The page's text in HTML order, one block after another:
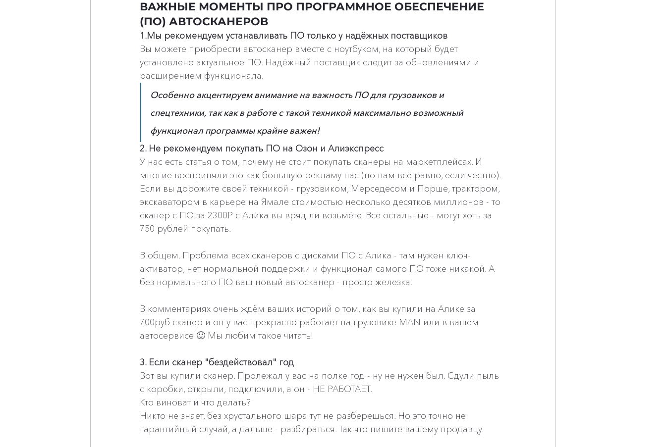
ВАЖНЫЕ МОМЕНТЫ ПРО ПРОГРАММНОЕ ОБЕСПЕЧЕНИЕ
(ПО) АВТОСКАНЕРОВ
1.Мы рекомендуем устанавливать ПО только у надёжных поставщиков
Вы можете приобрести автосканер вместе с ноутбуком, на который будет
установлено актуальное ПО. Надёжный поставщик следит за обновлениями и
расширением функционала.
Особенно акцентируем внимание на важность ПО для грузовиков и
спецтехники, так как в работе с такой техникой максимально возможный
функционал программы крайне важен!
2. Не рекомендуем покупать ПО на Озон и Алиэкспресс
У нас есть статья о том, почему не стоит покупать сканеры на маркетплейсах. И
многие восприняли это как большую рекламу нас (но нам всё равно, если честно).
Если вы дорожите своей техникой - грузовиком, Мерседесом и Порше, трактором,
экскаватором в карьере на Ямале стоимостью несколько десятков миллионов - то
сканер с ПО за 2300Р с Алика вы вряд ли возьмёте. Все остальные - могут хоть за
750 рублей покупать.
В общем. Проблема всех сканеров с дисками ПО с Алика - там нужен ключ-
активатор, нет нормальной поддержки и функционал самого ПО тоже никакой. А
без нормального ПО ваш новый автосканер - просто железка.
В комментариях очень ждём ваших историй о том, как вы купили на Алике за
700руб сканер и он у вас прекрасно работает на грузовике MAN или в вашем
автосервисе 🙂 Мы любим такое читать!
3. Если сканер "бездействовал" год
Вот вы купили сканер. Пролежал у вас на полке год - ну не нужен был. Сдули пыль
с коробки, открыли, подключили, а он - НЕ РАБОТАЕТ.
Кто виноват и что делать?
Никто не знает, без хрустального шара тут не разберешься. Но это точно не
гарантийный случай, а дальше - разбираться. Так что пишите вашему продавцу.